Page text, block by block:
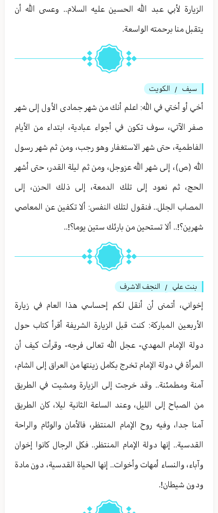
الزيارة لأبي عبد الله الحسين عليه السلام.. وعسى الله أن
يتقبل منا برحمته الواسعة.
سيف / الكويت
أخي أو أختي في الله: اعلم أنك من شهر جمادى الأول إلى شهر
صفر الآتي، سوف تكون في أجواء عبادية، ابتداء من الأيام
الفاطمية، حتى شهر الاستغفار وهو رجب، ومن ثم شهر رسول
الله (ص)، إلى شهر الله عزوجل، ومن ثم ليلة القدر، حتى أشهر
الحج، ثم نعود إلى تلك الدمعة، إلى ذلك الحزن، إلى
المصاب الجلل.. فنقول لتلك النفس: ألا تكفين عن المعاصي
شهرين؟!.. ألا تستحين من بارئك ستين يوما؟!..
بنت علي / النجف الاشرف
إخواني، أتمنى أن أنقل لكم إحساسي هذا العام في زيارة
الأربعين المباركة: كنت قبل الزيارة الشريفة أقرأ كتاب حول
دولة الإمام المهدي- عجل الله تعالى فرجه- وقرأت كيف أن
المرأة في دولة الإمام تخرج بكامل زينتها من العراق إلى الشام،
آمنة ومطمئنة.. وقد خرجت إلى الزيارة ومشيت في الطريق
من الصباح إلى الليل، وعند الساعة الثانية ليلا، كان الطريق
آمنا جدا، وفيه روح الإمام المنتظر، فالأمان والوئام والراحة
القدسية.. إنها دولة الإمام المنتظر.. فكل الرجال كانوا إخوان
وآباء، والنساء أمهات وأخوات.. إنها الحياة القدسية، دون مادة
ودون شيطان!.